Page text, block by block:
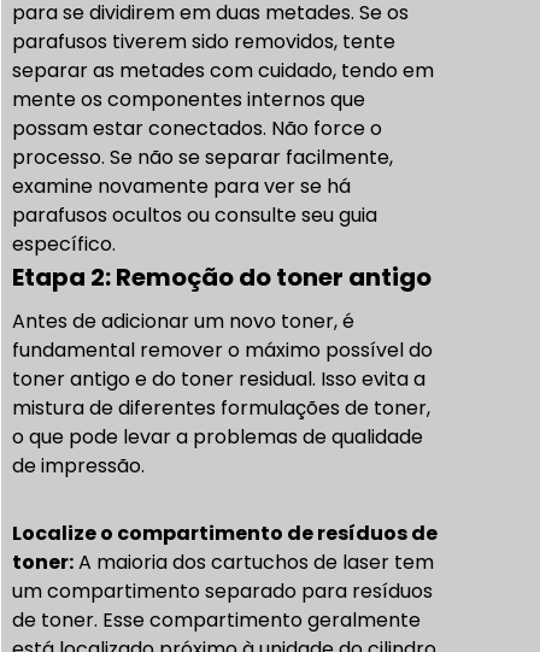
para se dividirem em duas metades. Se os
parafusos tiverem sido removidos, tente
separar as metades com cuidado, tendo em
mente os componentes internos que
possam estar conectados. Não force o
processo. Se não se separar facilmente,
examine novamente para ver se há
parafusos ocultos ou consulte seu guia
específico.
Etapa 2: Remoção do toner antigo
Antes de adicionar um novo toner, é
fundamental remover o máximo possível do
toner antigo e do toner residual. Isso evita a
mistura de diferentes formulações de toner,
o que pode levar a problemas de qualidade
de impressão.
Localize o compartimento de resíduos de
toner:A maioria dos cartuchos de laser tem
um compartimento separado para resíduos
de toner. Esse compartimento geralmente